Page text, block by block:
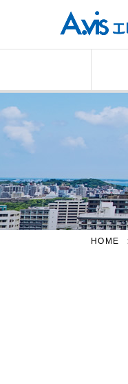
HOME